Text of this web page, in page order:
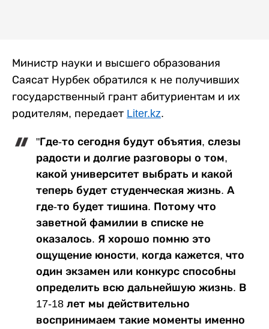
Министр науки и высшего образования
Саясат Нурбек обратился к не получивших
государственный грант абитуриентам и их
родителям, передает Liter.kz.
"Где-то сегодня будут объятия, слезы
радости и долгие разговоры о том,
какой университет выбрать и какой
теперь будет студенческая жизнь. А
где-то будет тишина. Потому что
заветной фамилии в списке не
оказалось. Я хорошо помню это
ощущение юности, когда кажется, что
один экзамен или конкурс способны
определить всю дальнейшую жизнь. В
17-18 лет мы действительно
воспринимаем такие моменты именно